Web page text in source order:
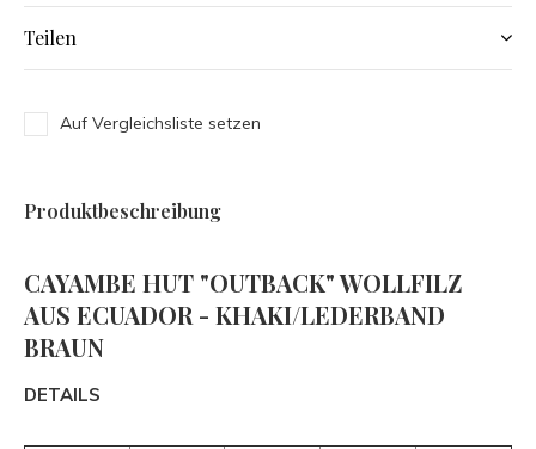
Teilen
Auf Vergleichsliste setzen
Produktbeschreibung
CAYAMBE HUT "OUTBACK" WOLLFILZ
AUS ECUADOR - KHAKI/LEDERBAND
BRAUN
DETAILS